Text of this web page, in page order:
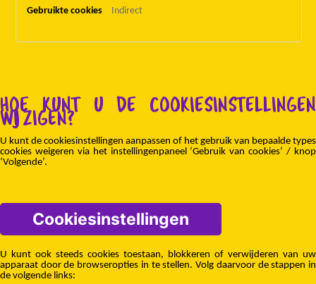
Indirect
HOE KUNT U DE COOKIESINSTELLINGEN
WIJZIGEN?
U kunt de cookiesinstellingen aanpassen of het gebruik van bepaalde types
cookies weigeren via het instellingenpaneel ‘Gebruik van cookies’ / knop
‘Volgende’.
Cookiesinstellingen
U kunt ook steeds cookies toestaan, blokkeren of verwijderen van uw
apparaat door de browseropties in te stellen. Volg daarvoor de stappen in
de volgende links: